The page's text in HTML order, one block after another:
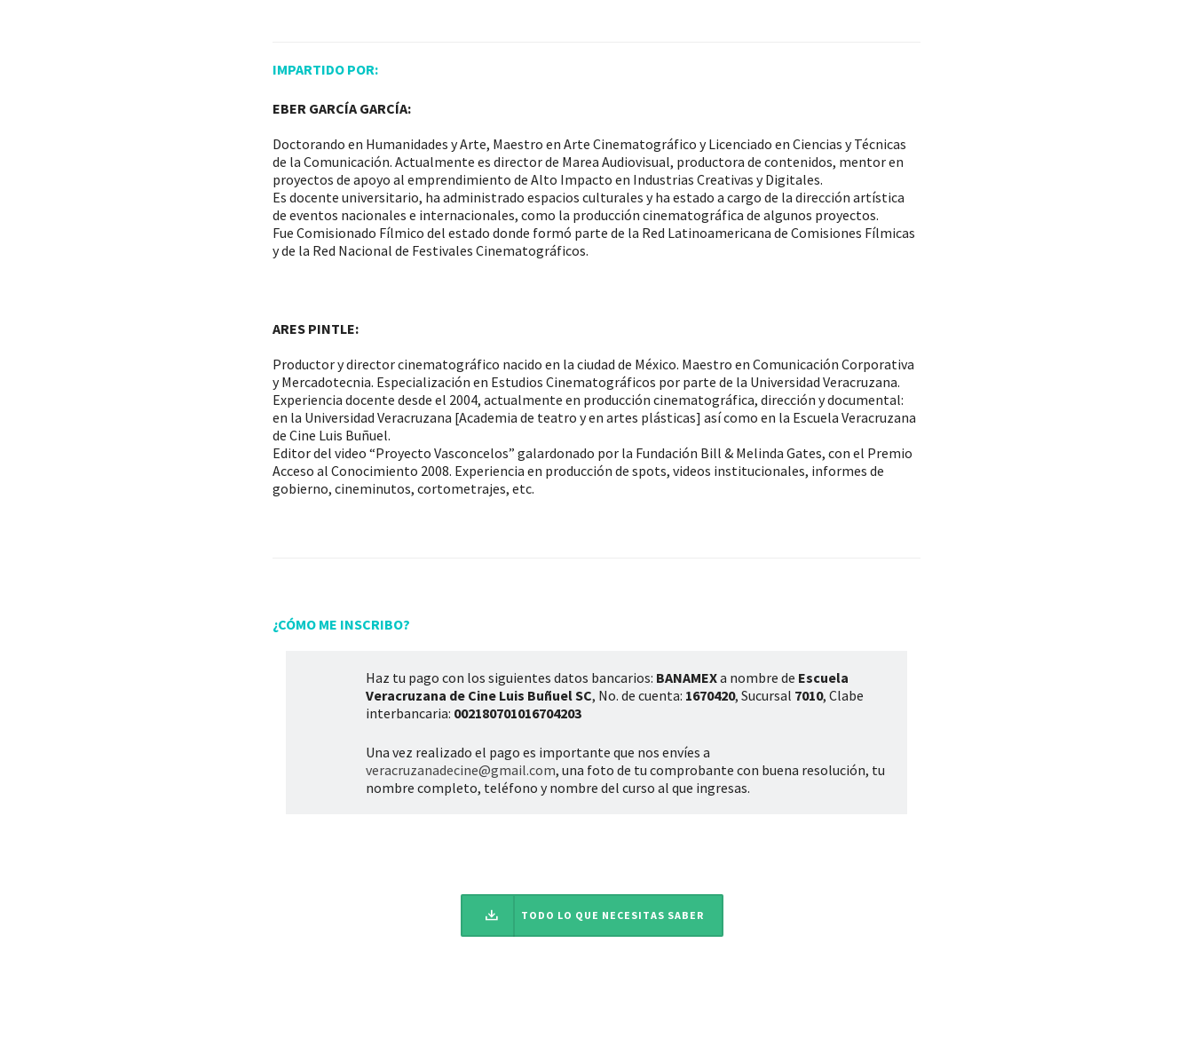
IMPARTIDO POR:
EBER GARCÍA GARCÍA:
Doctorando en Humanidades y Arte, Maestro en Arte Cinematográfico y Licenciado en Ciencias y Técnicas
de la Comunicación. Actualmente es director de Marea Audiovisual, productora de contenidos, mentor en
proyectos de apoyo al emprendimiento de Alto Impacto en Industrias Creativas y Digitales.
Es docente universitario, ha administrado espacios culturales y ha estado a cargo de la dirección artística
de eventos nacionales e internacionales, como la producción cinematográfica de algunos proyectos.
Fue Comisionado Fílmico del estado donde formó parte de la Red Latinoamericana de Comisiones Fílmicas
y de la Red Nacional de Festivales Cinematográficos.
ARES PINTLE:
Productor y director cinematográfico nacido en la ciudad de México. Maestro en Comunicación Corporativa
y Mercadotecnia. Especialización en Estudios Cinematográficos por parte de la Universidad Veracruzana.
Experiencia docente desde el 2004, actualmente en producción cinematográfica, dirección y documental:
en la Universidad Veracruzana [Academia de teatro y en artes plásticas] así como en la Escuela Veracruzana
de Cine Luis Buñuel.
Editor del video “Proyecto Vasconcelos” galardonado por la Fundación Bill & Melinda Gates, con el Premio
Acceso al Conocimiento 2008. Experiencia en producción de spots, videos institucionales, informes de
gobierno, cineminutos, cortometrajes, etc.
¿CÓMO ME INSCRIBO?
Haz tu pago con los siguientes datos bancarios: BANAMEXa nombre de Escuela
Veracruzana de Cine Luis Buñuel SC, No. de cuenta: 1670420, Sucursal 7010, Clabe
interbancaria: 002180701016704203
Una vez realizado el pago es importante que nos envíes a
veracruzanadecine@gmail.com, una foto de tu comprobante con buena resolución, tu
nombre completo, teléfono y nombre del curso al que ingresas.
TODO LO QUE NECESITAS SABER